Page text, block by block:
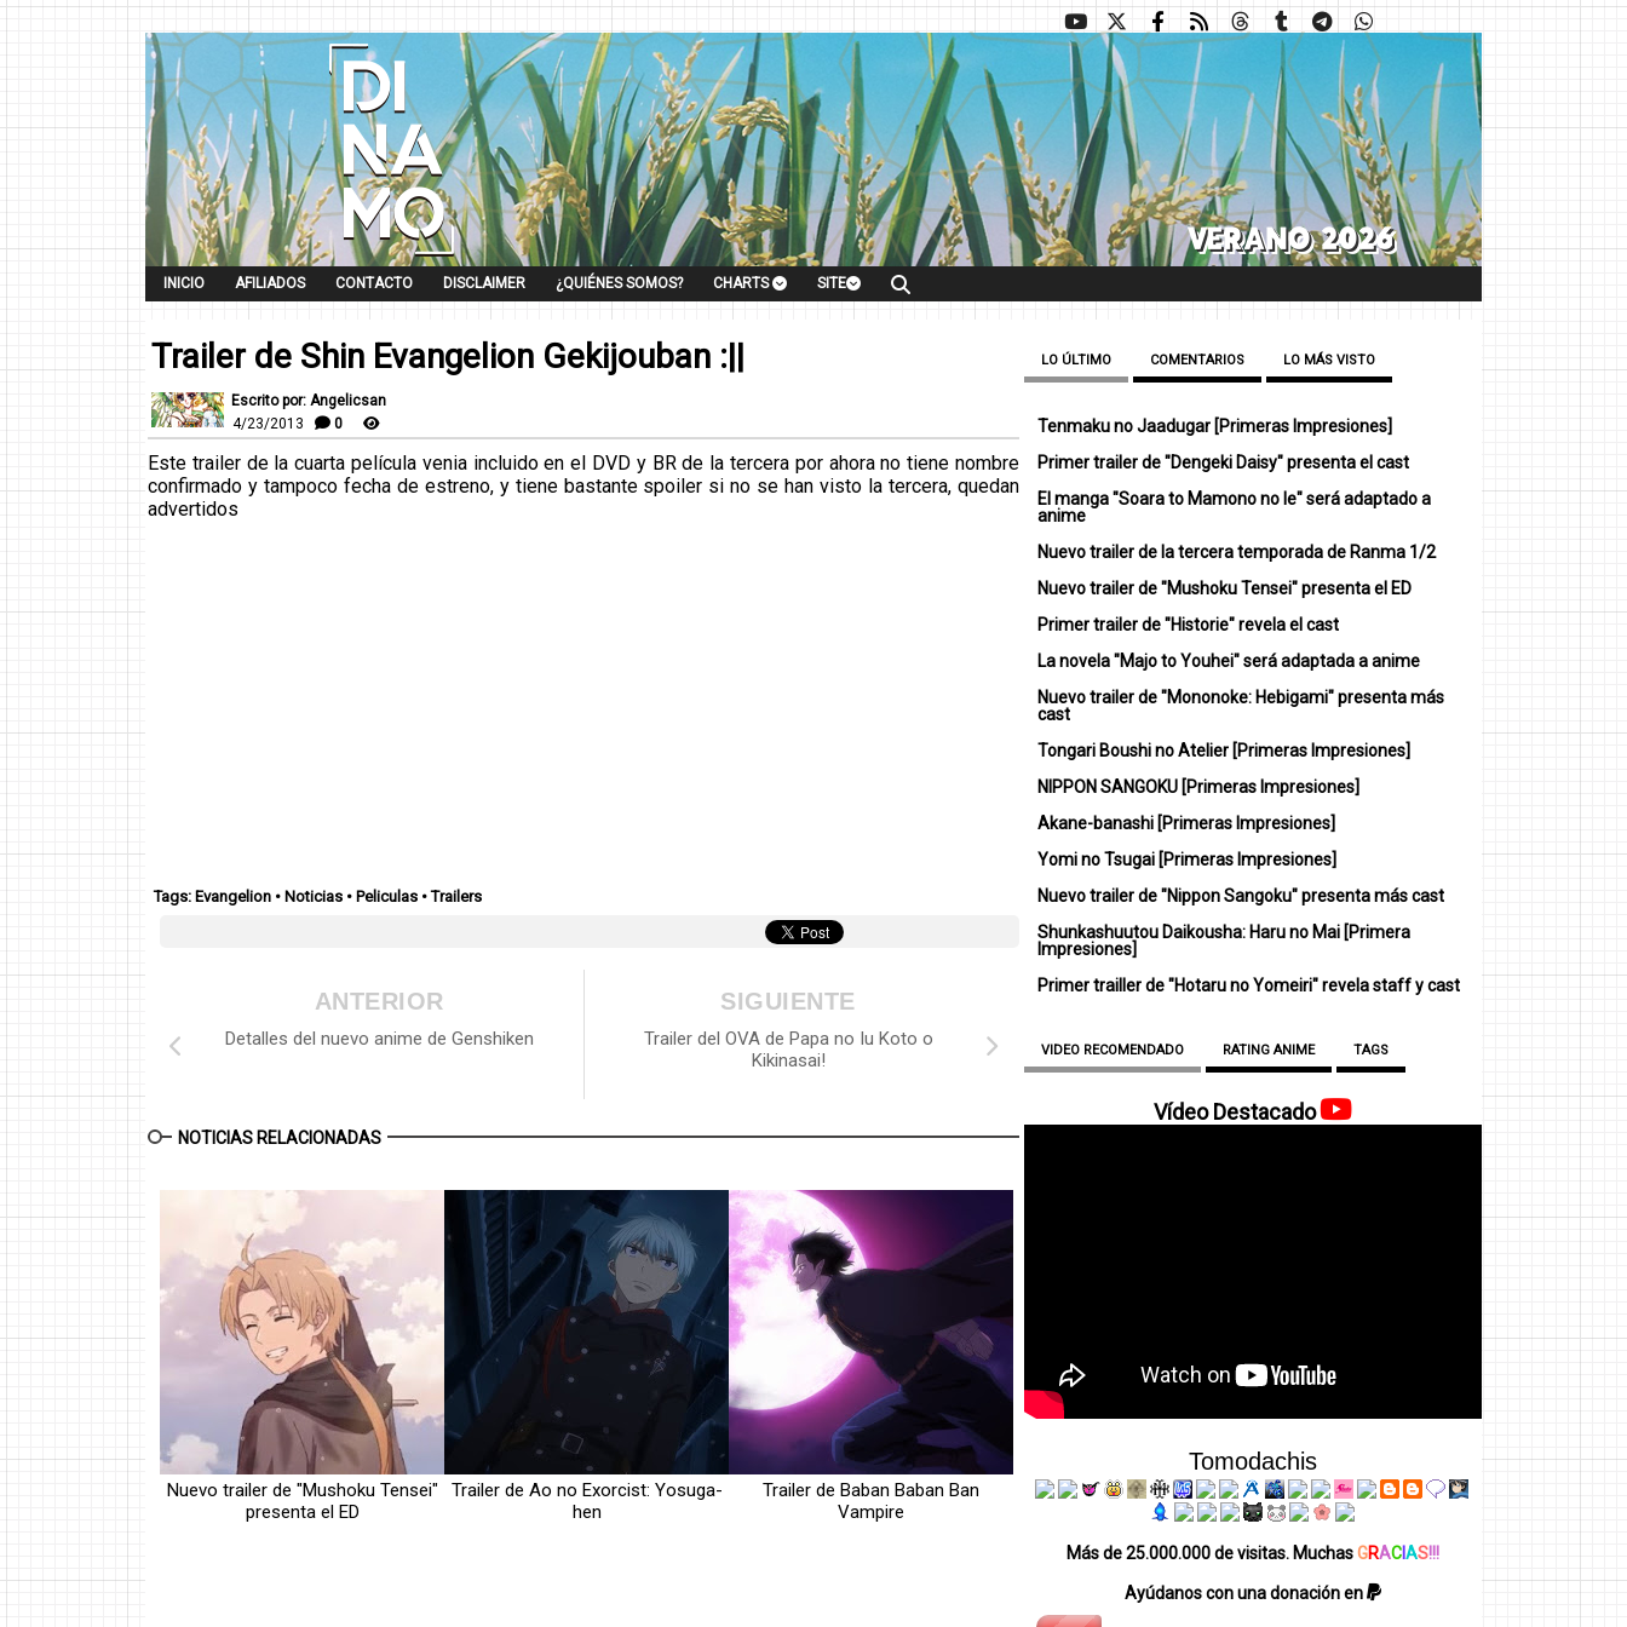
INICIO AFILIADOS CONTACTO DISCLAIMER ¿QUIÉNES SOMOS? CHARTS SITE
Trailer de Shin Evangelion Gekijouban :||
Escrito por: Angelicsan
4/23/2013
0
Este trailer de la cuarta película venia incluido en el DVD y BR de la tercera por ahora no tiene nombre
confirmado y tampoco fecha de estreno, y tiene bastante spoiler si no se han visto la tercera, quedan
advertidos
Tags: Evangelion • Noticias • Peliculas •Trailers
SIGUIENTE
Trailer del OVA de Papa no Iu Koto o
Kikinasai!
ANTERIOR
Detalles del nuevo anime de Genshiken
NOTICIAS RELACIONADAS
Nuevo trailer de "Mushoku Tensei"
presenta el ED
Trailer de Ao no Exorcist: Yosuga-
hen
Trailer de Baban Baban Ban
Vampire
LO ÚLTIMO COMENTARIOS LO MÁS VISTO
Tenmaku no Jaadugar [Primeras Impresiones]
Primer trailer de "Dengeki Daisy" presenta el cast
El manga "Soara to Mamono no Ie" será adaptado a
anime
Nuevo trailer de la tercera temporada de Ranma 1/2
Nuevo trailer de "Mushoku Tensei" presenta el ED
Primer trailer de "Historie" revela el cast
La novela "Majo to Youhei" será adaptada a anime
Nuevo trailer de "Mononoke: Hebigami" presenta más
cast
Tongari Boushi no Atelier [Primeras Impresiones]
NIPPON SANGOKU [Primeras Impresiones]
Akane-banashi [Primeras Impresiones]
Yomi no Tsugai [Primeras Impresiones]
Nuevo trailer de "Nippon Sangoku" presenta más cast
Shunkashuutou Daikousha: Haru no Mai [Primera
Impresiones]
Primer trailler de "Hotaru no Yomeiri" revela staff y cast
VIDEO RECOMENDADO RATING ANIME TAGS
Vídeo Destacado
Tomodachis
Más de 25.000.000 de visitas. MuchasGRACAS!!!
Ayúdanos con una donación en